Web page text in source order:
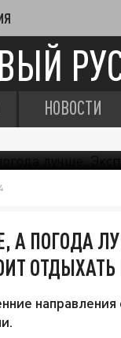
НОВОСТИ
А ПОГОДА
ОТДЫХАТЬ